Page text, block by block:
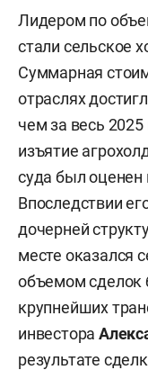
Лидером по
стали сельское
Суммарная
отраслях
чем за весь
изъятие
суда был оценен
Впоследствии
дочерней
месте оказался
объемом сделок
крупнейших
инвестора
результате